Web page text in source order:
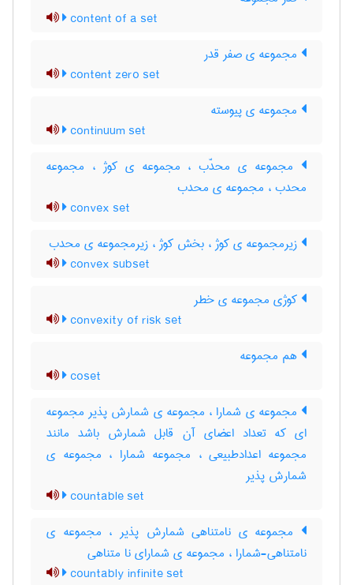
content of a set
مجموعه ی صفر قدر
content zero set
مجموعه ی پیوسته
continuum set
مجموعه ی محدّب ، مجموعه ی کوژ ، مجموعه
محدب ، مجموعه ی محدب
convex set
زیرمجموعه ی کوژ ، بخش کوژ ، زیرمجموعه ی محدب
convex subset
کوژی مجموعه ی خطر
convexity of risk set
هم مجموعه
coset
مجموعه ی شمارا ، مجموعه ی شمارش پذیر مجموعه
ای که تعداد اعضای آن قابل شمارش باشد مانند
مجموعه اعدادطبیعی ، مجموعه شمارا ، مجموعه ی
شمارش پذیر
countable set
مجموعه ی نامتناهی شمارش پذیر ، مجموعه ی
نامتناهی-شمارا ، مجموعه ی شمارای نا متناهی
countably infinite set